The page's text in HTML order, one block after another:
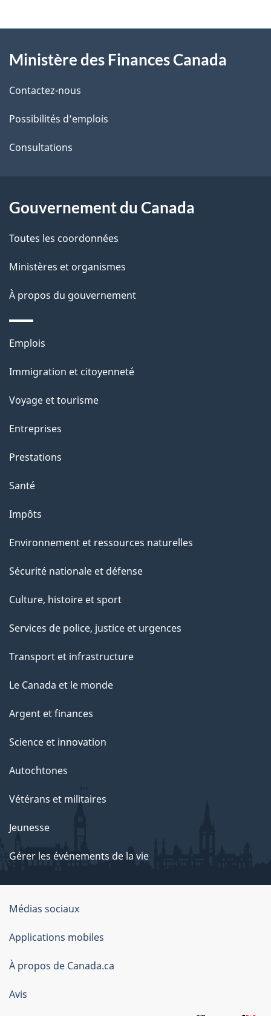
i
l
s
d
l
p
a
g
e
propos
de
ce
site
Ministère des Finances Canada
Contactez-nous
Possibilités d’emplois
Consultations
Gouvernement du Canada
Toutes les coordonnées
Ministères et organismes
À propos du gouvernement
Thèmes
sujets
Emplois
Immigration et citoyenneté
Voyage et tourisme
Entreprises
Prestations
Santé
Impôts
Environnement et ressources naturelles
Sécurité nationale et défense
Culture, histoire et sport
Services de police, justice et urgences
Transport et infrastructure
Le Canada et le monde
Argent et finances
Science et innovation
Autochtones
Vétérans et militaires
Jeunesse
Gérer les événements de la vie
Organisation
du
gouvernement
du
Canada
Médias sociaux
Applications mobiles
À propos de Canada.ca
Avis